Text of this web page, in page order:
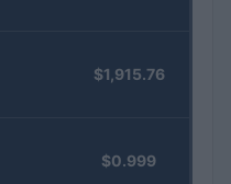
$1,915.76
$0.999